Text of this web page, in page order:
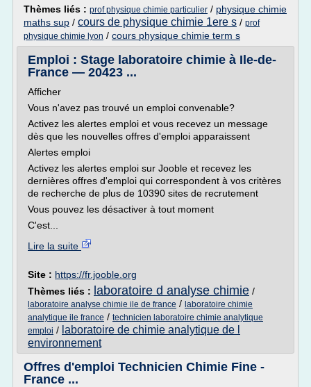
Thèmes liés : prof physique chimie particulier / physique chimie
maths sup / cours de physique chimie 1ere s / prof
physique chimie lyon / cours physique chimie term s
Emploi : Stage laboratoire chimie à Ile-de-
France — 20423 ...
Afficher
Vous n'avez pas trouvé un emploi convenable?
Activez les alertes emploi et vous recevez un message
dès que les nouvelles offres d'emploi apparaissent
Alertes emploi
Activez les alertes emploi sur Jooble et recevez les
dernières offres d'emploi qui correspondent à vos critères
de recherche de plus de 10390 sites de recrutement
Vous pouvez les désactiver à tout moment
C'est...
Lire la suite
Site : https://fr.jooble.org
Thèmes liés : laboratoire d analyse chimie /
laboratoire analyse chimie ile de france / laboratoire chimie
analytique ile france / technicien laboratoire chimie analytique
emploi / laboratoire de chimie analytique de l
environnement
Offres d'emploi Technicien Chimie Fine -
France ...